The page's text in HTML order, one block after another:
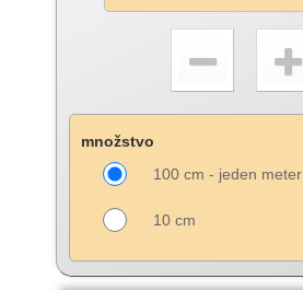
množstvo
100 cm - jeden meter
10 cm